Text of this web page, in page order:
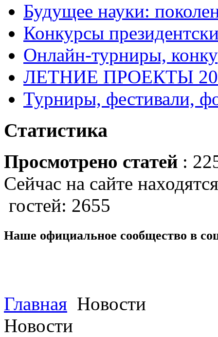
Будущее науки:
Конкурсы
Онлайн-турниры,
ЛЕТНИЕ ПРОЕКТЫ
Турниры, фестивали,
Статистика
Просмотрено статей :
Сейчас на сайте
гостей: 2655
Наше официальное сообщество в
Главная Новости
Новости